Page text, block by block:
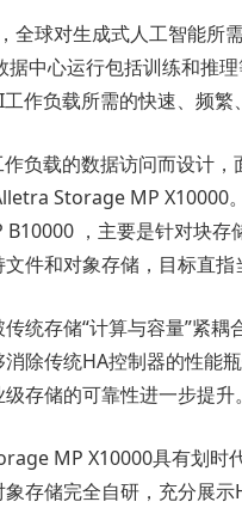
全球对生成式人工智能所
中心运行包括训练和推
作负载所需的快速、频繁
负载的数据访问而设计
Storage MP X10000
，主要是针对块
件和对象存储，目标直指
统存储“计算与容量”紧
除传统HA控制器的性能
存储的可靠性进一步提升。
MP X10000具有划时
存储完全自研，充分展示